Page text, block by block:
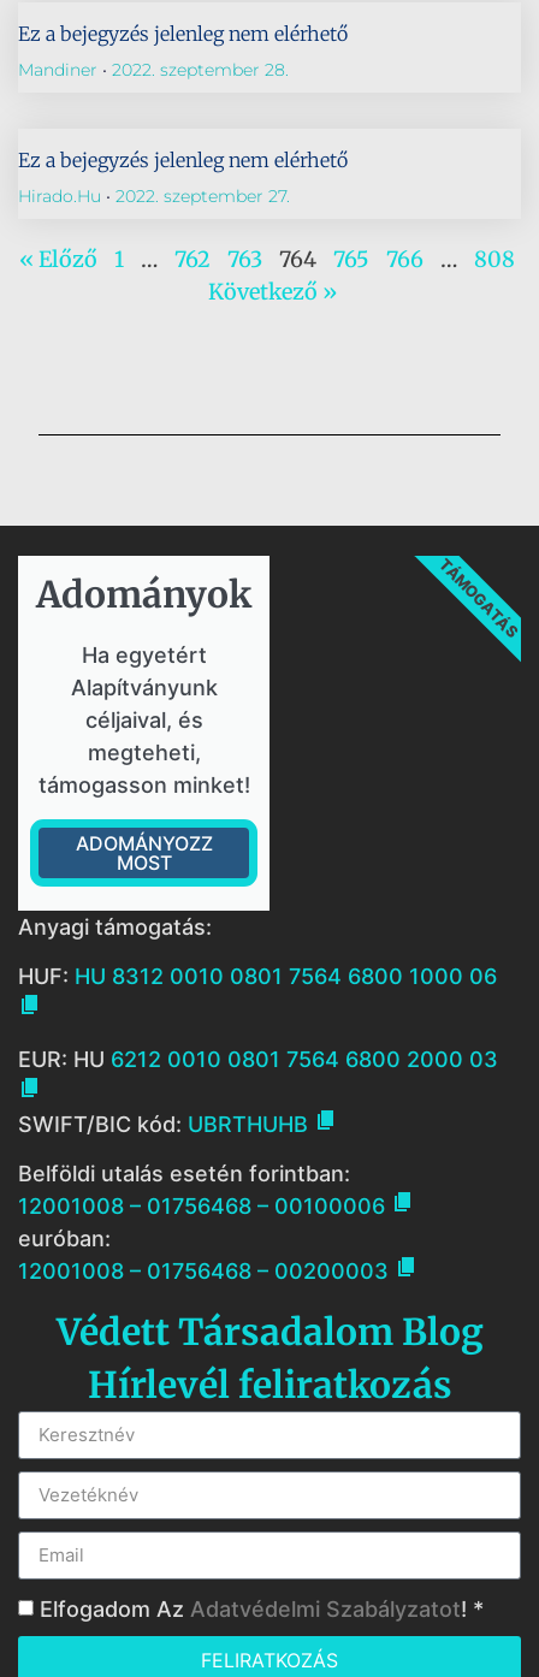
Ez a bejegyzés jelenleg nem elérhető
Mandiner 2022. szeptember 28.
Ez a bejegyzés jelenleg nem elérhető
Hirado.hu 2022. szeptember 27.
« Előző 1 … 762 763 764 765 766 …
808
Következő »
Adományok​
Ha egyetért
Alapítványunk
céljaival, és
megteheti,
támogasson minket!
ADOMÁNYOZZ
MOST
TÁMOGATÁS
Anyagi támogatás:
HUF: HU 8312 0010 0801 7564 6800 1000 06

EUR: HU 6212 0010 0801 7564 6800 2000 03

SWIFT/BIC kód: UBRTHUHB 
Belföldi utalás esetén forintban:
12001008 – 01756468 – 00100006 
euróban:
12001008 – 01756468 – 00200003 
Védett Társadalom Blog
Hírlevél feliratkozás
Elfogadom Az Adatvédelmi Szabályzatot! *
FELIRATKOZÁS